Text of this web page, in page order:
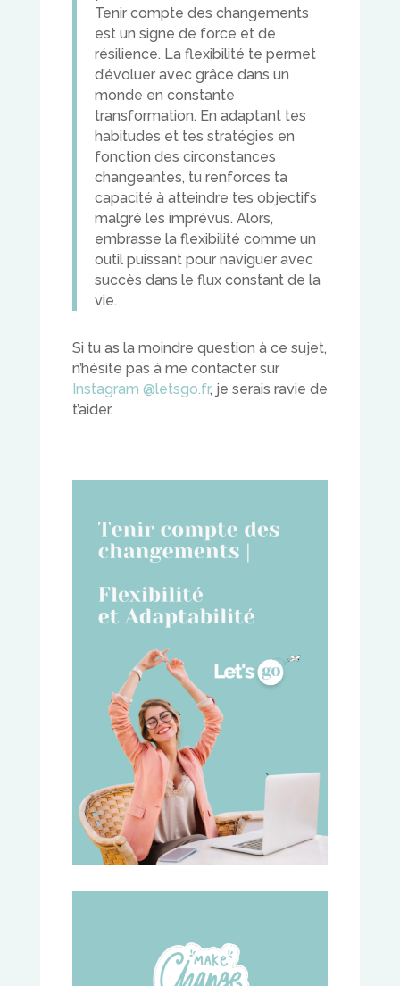
Tenir compte des changements
est un signe de force et de
résilience. La flexibilité te permet
d’évoluer avec grâce dans un
monde en constante
transformation. En adaptant tes
habitudes et tes stratégies en
fonction des circonstances
changeantes, tu renforces ta
capacité à atteindre tes objectifs
malgré les imprévus. Alors,
embrasse la flexibilité comme un
outil puissant pour naviguer avec
succès dans le flux constant de la
vie.
Si tu as la moindre question à ce sujet,
n’hésite pas à me contacter sur
Instagram @letsgo.fr, je serais ravie de
t’aider.